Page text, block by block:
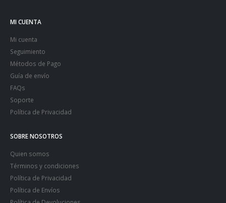
MI CUENTA
Mi cuenta
Seguimiento
Métodos de Pago
Guía de envío
FAQs
Soporte
Política de Privacidad
SOBRE NOSOTROS
Quien somos
Términos y condiciones
Política de Privacidad
Política de Envíos